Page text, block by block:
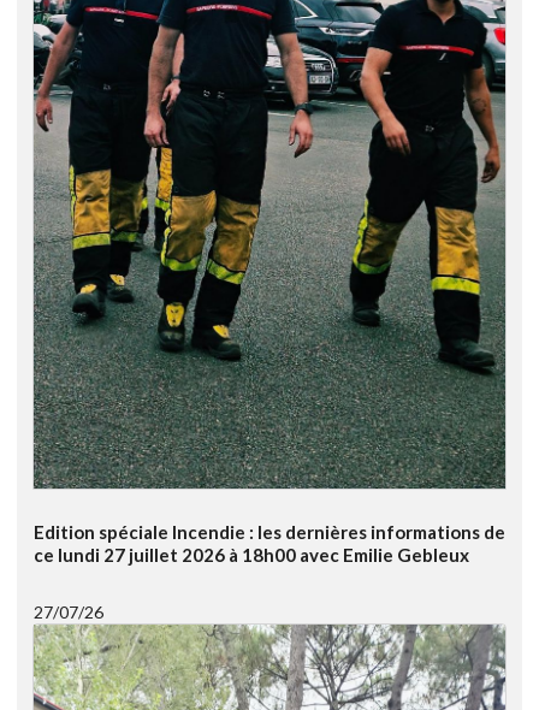
Edition spéciale Incendie : les dernières informations de
ce lundi 27 juillet 2026 à 18h00 avec Emilie Gebleux
27/07/26